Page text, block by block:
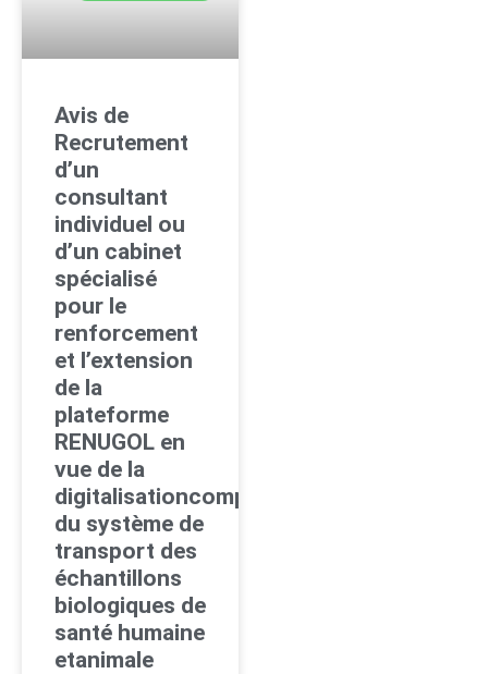
Avis de
Recrutement
d’un
consultant
individuel ou
d’un cabinet
spécialisé
pour le
renforcement
et l’extension
de la
plateforme
RENUGOL en
vue de la
digitalisationcomplète
du système de
transport des
échantillons
biologiques de
santé humaine
etanimale